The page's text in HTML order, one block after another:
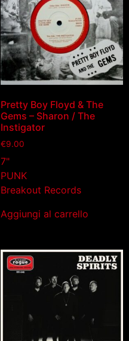
Pretty Boy Floyd & The
Gems – Sharon / The
Instigator
€9.00
7"
PUNK
Breakout Records
Aggiungi al carrello